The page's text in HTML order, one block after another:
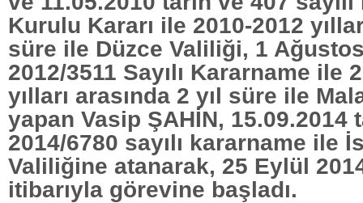
Kurulu Kararı ile 2010-2012
süre ile Düzce Valiliği, 1
2012/3511 Sayılı Kararname ile
yılları arasında 2 yıl süre ile
yapan Vasip ŞAHİN, 15.09.2014
2014/6780 sayılı kararname ile
Valiliğine atanarak, 25 Eylül
itibarıyla görevine başladı.